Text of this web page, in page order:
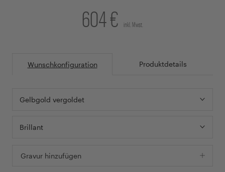
604 € inkl. Mwst.
Wunschkonfiguration Produktdetails
Gelbgold vergoldet
Brillant
Gravur hinzufügen